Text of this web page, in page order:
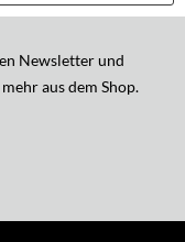
Newsletter und
aus dem Shop.